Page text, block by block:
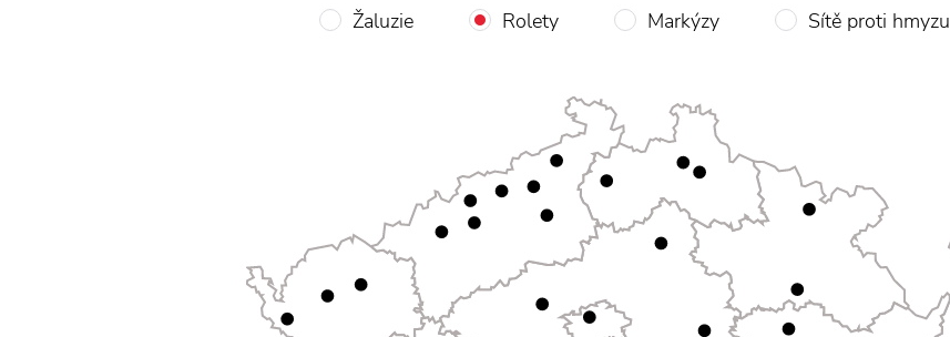
Žaluzie Rolety Markýzy Sítě proti hmyzu